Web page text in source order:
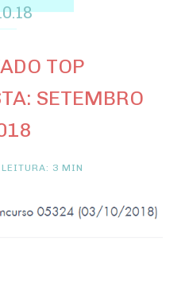
TOP
SETEMBRO
3 MIN